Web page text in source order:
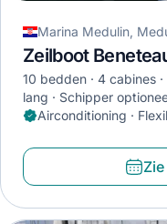
Marina Medulin,
Zeilboot
10 bedden 4 cabines
lang
Schipper
Airconditioning ·